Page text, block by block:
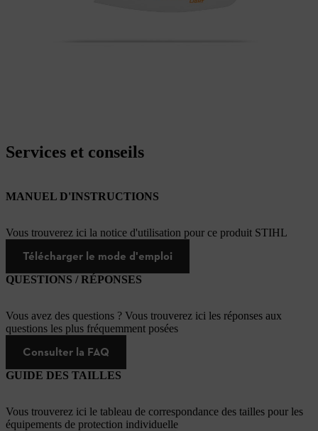
Services et conseils
MANUEL D'INSTRUCTIONS
Vous trouverez ici la notice d'utilisation pour ce produit STIHL
Télécharger le mode d'emploi
QUESTIONS / RÉPONSES
Vous avez des questions ? Vous trouverez ici les réponses aux
questions les plus fréquemment posées
Consulter la FAQ
GUIDE DES TAILLES
Vous trouverez ici le tableau de correspondance des tailles pour les
équipements de protection individuelle